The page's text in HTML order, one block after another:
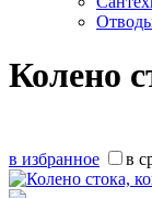
Колено
в избранное в